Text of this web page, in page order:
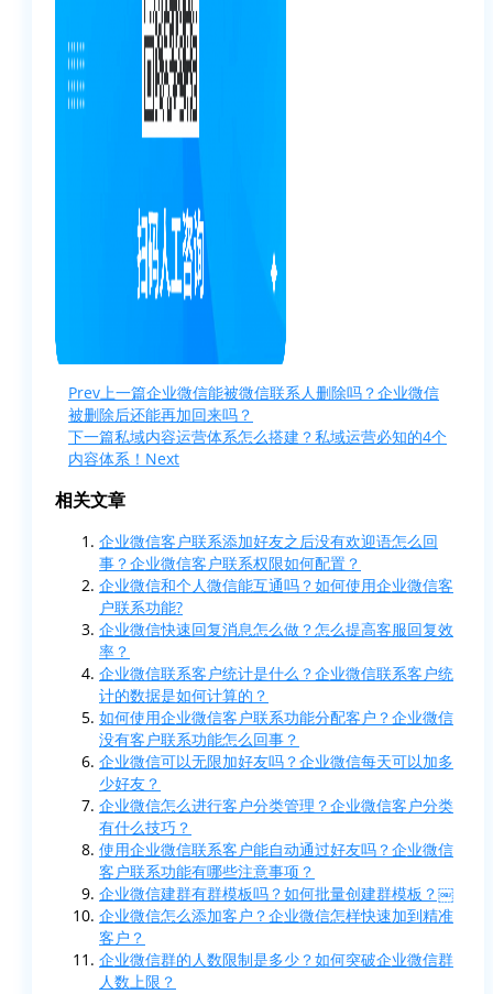
Prev上一篇企业微信能被微信联系人删除吗？企业微信
被删除后还能再加回来吗？
下一篇私域内容运营体系怎么搭建？私域运营必知的4个
内容体系！ Next
相关文章
企业微信客户联系添加好友之后没有欢迎语怎么回
事？企业微信客户联系权限如何配置？
企业微信和个人微信能互通吗？如何使用企业微信客
户联系功能?
企业微信快速回复消息怎么做？怎么提高客服回复效
率？
企业微信联系客户统计是什么？企业微信联系客户统
计的数据是如何计算的？
如何使用企业微信客户联系功能分配客户？企业微信
没有客户联系功能怎么回事？
企业微信可以无限加好友吗？企业微信每天可以加多
少好友？
企业微信怎么进行客户分类管理？企业微信客户分类
有什么技巧？
使用企业微信联系客户能自动通过好友吗？企业微信
客户联系功能有哪些注意事项？
企业微信建群有群模板吗？如何批量创建群模板？￼
企业微信怎么添加客户？企业微信怎样快速加到精准
客户？
企业微信群的人数限制是多少？如何突破企业微信群
人数上限？